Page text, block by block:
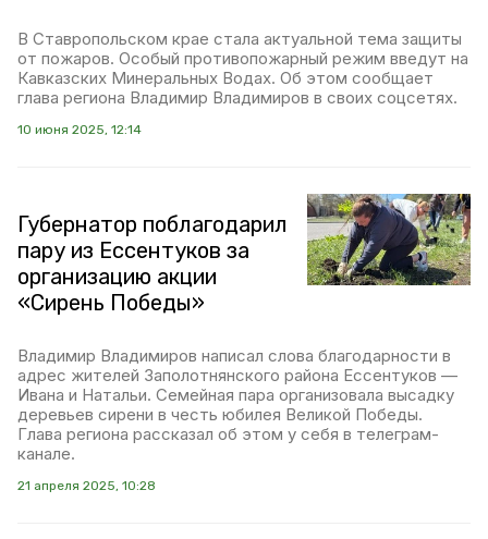
В Ставропольском крае стала актуальной тема защиты
от пожаров. Особый противопожарный режим введут на
Кавказских Минеральных Водах. Об этом сообщает
глава региона Владимир Владимиров в своих соцсетях.
10 июня 2025, 12:14
Губернатор поблагодарил
пару из Ессентуков за
организацию акции
«Сирень Победы»
Владимир Владимиров написал слова благодарности в
адрес жителей Заполотнянского района Ессентуков —
Ивана и Натальи. Семейная пара организовала высадку
деревьев сирени в честь юбилея Великой Победы.
Глава региона рассказал об этом у себя в телеграм-
канале.
21 апреля 2025, 10:28